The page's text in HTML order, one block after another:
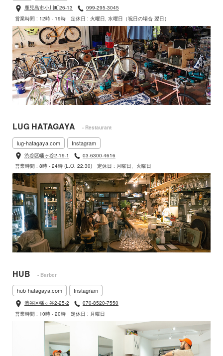
鹿児島市小川町26-13
099-295-3045
営業時間 : 12時 - 19時
定休日 : 火曜日, 水曜日（祝日の場合 翌日）
LUG HATAGAYA - Restaurant
lug-hatagaya.com Instagram
渋谷区幡ヶ谷2-19-1
03-6300-4616
営業時間 : 8時 - 24時 (L.O. 22:30)
定休日 : 月曜日、火曜日
HUB - Barber
hub-hatagaya.com Instagram
渋谷区幡ヶ谷2-25-2
070-8520-7550
営業時間 : 10時 - 20時
定休日 : 月曜日